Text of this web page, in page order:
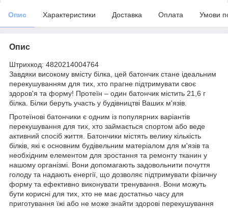
Опис Характеристики Доставка Оплата Умови
Опис
Штрихкод: 4820214004764
Завдяки високому вмісту білка, цей батончик стане ідеальним
перекушуванням для тих, хто прагне підтримувати своє
здоров'я та форму! Протеїн – один батончик містить 21,6 г
білка. Білки беруть участь у будівництві Ваших м'язів.
Протеїнові батончики є одним із популярних варіантів
перекушування для тих, хто займається спортом або веде
активний спосіб життя. Батончики містять велику кількість
білків, які є основним будівельним матеріалом для м'язів та
необхідним елементом для зростання та ремонту тканин у
нашому організмі. Вони допомагають задовольнити почуття
голоду та надають енергії, що дозволяє підтримувати фізичну
форму та ефективно виконувати тренування. Вони можуть
бути корисні для тих, хто не має достатньо часу для
приготування їжі або не може знайти здорові перекушування